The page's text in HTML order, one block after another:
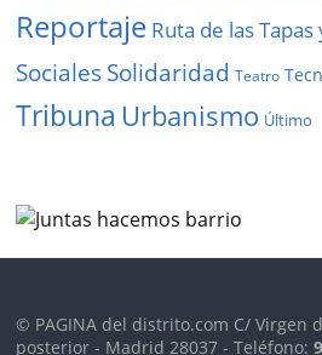
Reportaje Ruta de las Tapas
SocialesSolidaridad Teatro
Tribuna Urbanismo Último
© PAGINA del distrito.com C/ Virgen
posterior - Madrid 28037 - Teléfono: